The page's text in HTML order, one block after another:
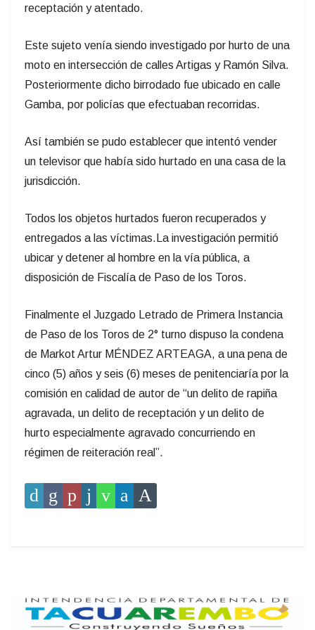
receptación y atentado.
Este sujeto venía siendo investigado por hurto de una
moto en intersección de calles Artigas y Ramón Silva.
Posteriormente dicho birrodado fue ubicado en calle
Gamba, por policías que efectuaban recorridas.
Así también se pudo establecer que intentó vender
un televisor que había sido hurtado en una casa de la
jurisdicción.
Todos los objetos hurtados fueron recuperados y
entregados a las víctimas.La investigación permitió
ubicar y detener al hombre en la vía pública, a
disposición de Fiscalía de Paso de los Toros.
Finalmente el Juzgado Letrado de Primera Instancia
de Paso de los Toros de 2° turno dispuso la condena
de Markot Artur MÉNDEZ ARTEAGA, a una pena de
cinco (5) años y seis (6) meses de penitenciaría por la
comisión en calidad de autor de “un delito de rapiña
agravada, un delito de receptación y un delito de
hurto especialmente agravado concurriendo en
régimen de reiteración real”.